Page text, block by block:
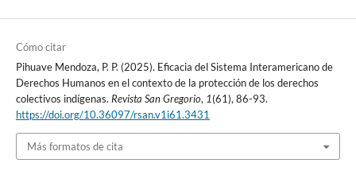
Cómo citar
Pihuave Mendoza, P. P. (2025). Eficacia del Sistema Interamericano de
Derechos Humanos en el contexto de la protección de los derechos
colectivos indígenas. Revista San Gregorio, 1(61), 86-93.
https://doi.org/10.36097/rsan.v1i61.3431
Más formatos de cita